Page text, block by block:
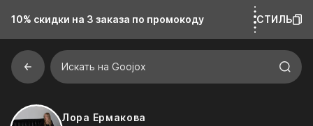
10% скидки на 3 заказа по промокоду СТИЛЬ
Искать на Goojox
Лора Ермакова